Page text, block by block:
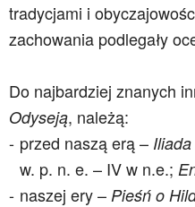
tradycjami i
zachowania podlegały
Do najbardziej znanych
Odyseją, należą:
przed naszą erą – Iliada
w. p. n. e. – IV w n.e.;
naszej ery – Pieśń o